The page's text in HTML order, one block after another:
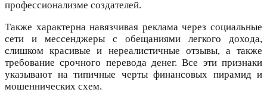
профессионализме создателей.
Также характерна навязчивая реклама через социальные
сети и мессенджеры с обещаниями легкого дохода,
слишком красивые и нереалистичные отзывы, а также
требование срочного перевода денег. Все эти признаки
указывают на типичные черты финансовых пирамид и
мошеннических схем.